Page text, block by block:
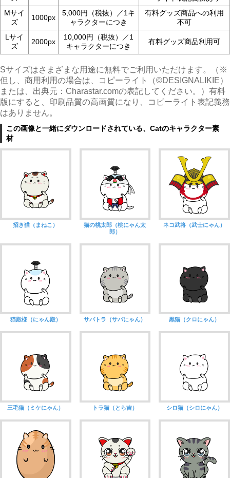
Mサイ
ズ
1000px
5,000円（税抜）／1キ
ャラクターにつき
有料グッズ商品への利用
不可
Lサイ
ズ
2000px
10,000円（税抜）／1
キャラクターにつき
有料グッズ商品利用可
Sサイズはさまざまな用途に無料でご利用いただけます。（※
但し、商用利用の場合は、コピーライト（©︎DESIGNALIKIE）
または、出典元：Charastar.comの表記してください。）有料
版にすると、印刷品質の高画質になり、コピーライト表記義務
はありません。
この画像と一緒にダウンロードされている、Catのキャラクター素
材
招き猫（まねこ）
猫の桃太郎（桃にゃん太
郎）
ネコ武将（武士にゃん）
猫殿様（にゃん殿） サバトラ（サバにゃん） 黒猫（クロにゃん）
三毛猫（ミケにゃん） トラ猫（とら吉） シロ猫（シロにゃん）